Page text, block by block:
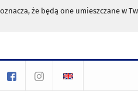
że będą one umieszczane w